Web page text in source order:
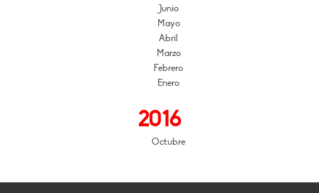
Junio
Mayo
Abril
Marzo
Febrero
Enero
2016
Octubre